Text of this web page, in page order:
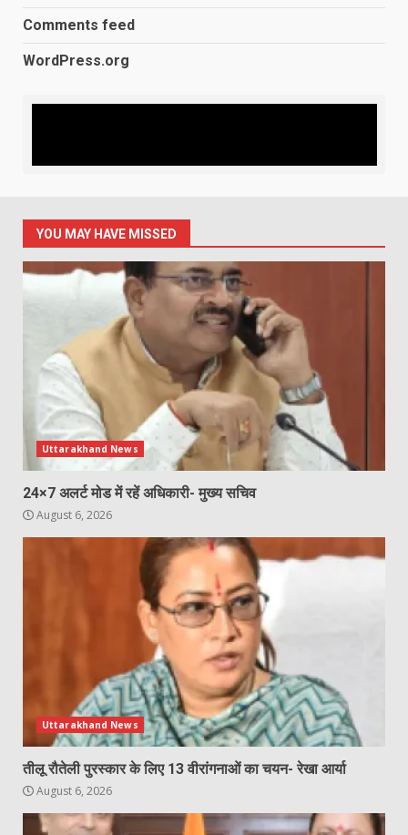
Comments feed
WordPress.org
YOU MAY HAVE MISSED
Uttarakhand News
24×7 अलर्ट मोड में रहें अधिकारी- मुख्य सचिव
August 6, 2026
Uttarakhand News
तीलू रौतेली पुरस्कार के लिए 13 वीरांगनाओं का चयन- रेखा आर्या
August 6, 2026